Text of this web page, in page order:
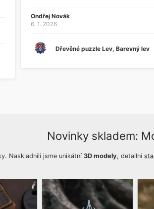
Ondřej Novák
6. 1. 2026
Dřevěné puzzle Lev, Barevný lev
Novinky skladem:
Naskladnili jsme unikátní 3D modely, detailní